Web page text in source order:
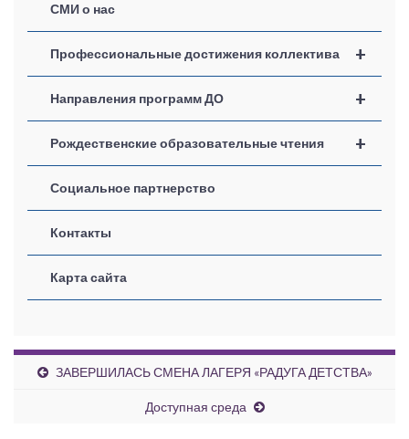
СМИ о нас
+
Профессиональные достижения коллектива
+
Направления программ ДО
+
Рождественские образовательные чтения
Социальное партнерство
Контакты
Карта сайта
ЗАВЕРШИЛАСЬ СМЕНА ЛАГЕРЯ «РАДУГА ДЕТСТВА»
Доступная среда